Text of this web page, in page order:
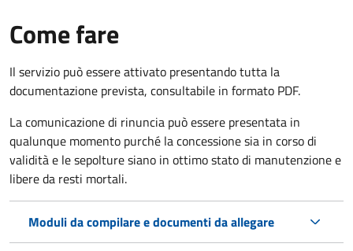
Come fare
Il servizio può essere attivato presentando tutta la
documentazione prevista, consultabile in formato PDF.
La comunicazione di rinuncia può essere presentata in
qualunque momento purché la concessione sia in corso di
validità e le sepolture siano in ottimo stato di manutenzione e
libere da resti mortali.
Moduli da compilare e documenti da allegare